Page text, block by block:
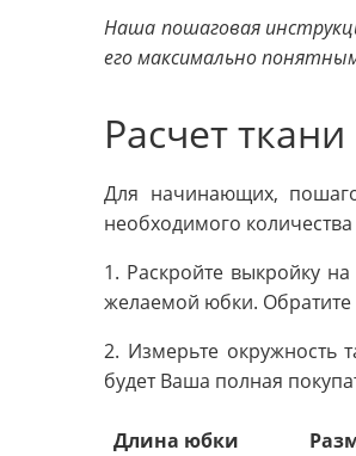
Наша пошаговая
его максимально
Расчет
Для начинающих,
необходимого количества
1. Раскройте выкройку
желаемой юбки.
2. Измерьте окружность
будет Ваша полная
Длина юбки